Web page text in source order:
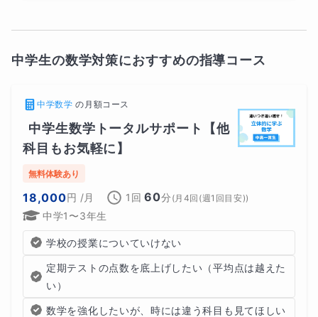
中学生の数学対策におすすめの指導コース
中学数学 の 月額コース
中学生数学トータルサポート【他
科目もお気軽に】
無料体験あり
18,000円 /月 1回 60分 ( 月4回(週1回目安))
中学1〜3年生
学校の授業についていけない
定期テストの点数を底上げしたい（平均点は越えた
い）
数学を強化したいが、時には違う科目も見てほしい